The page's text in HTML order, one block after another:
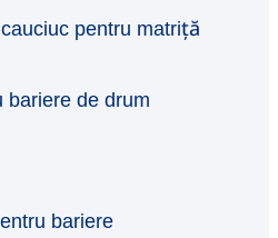
pentru matriță
bariere de drum
bariere